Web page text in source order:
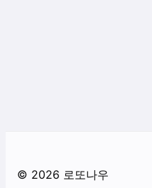
© 2026 로또나우